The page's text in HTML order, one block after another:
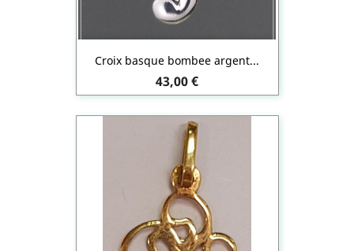
Croix basque bombee argent...
Prix
43,00 €